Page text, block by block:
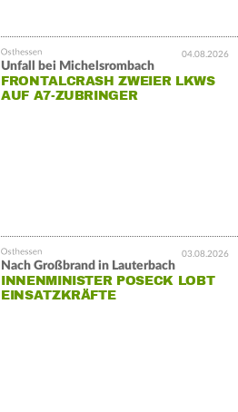
04.08.2026
Unfall bei Michelsrombach
FRONTALCRASH ZWEIER LKWS
AUF A7-ZUBRINGER
03.08.2026
Nach Großbrand in Lauterbach
INNENMINISTER POSECK LOBT
EINSATZKRÄFTE